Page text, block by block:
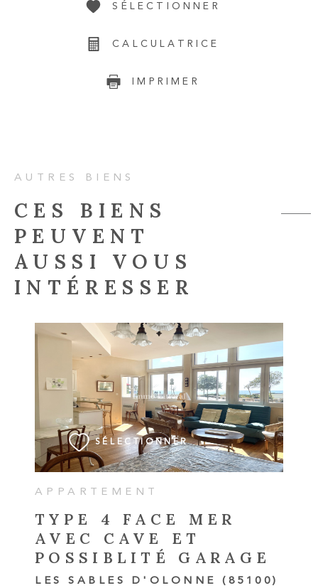
SÉLECTIONNER
CALCULATRICE
IMPRIMER
AUTRES BIENS
CES BIENS
PEUVENT
AUSSI VOUS
INTÉRESSER
APPARTEMENT
TYPE 4 FACE MER
AVEC CAVE ET
POSSIBLITÉ GARAGE
LES SABLES D'OLONNE (85100)
SÉLECTIONNER
VOIR LE BIEN